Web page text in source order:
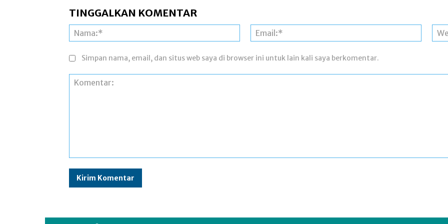
TINGGALKAN KOMENTAR
Nama:* Email:*
Simpan nama, email, dan situs web saya di browser ini untuk lain kali saya berkomentar.